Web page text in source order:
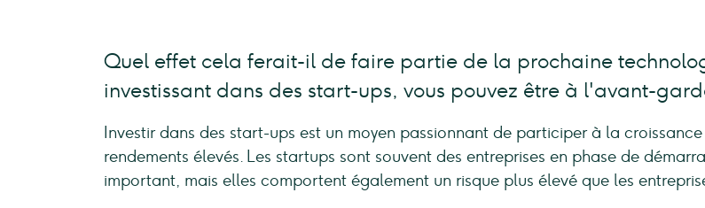
Quel effet cela ferait-il de faire partie de la prochaine
investissant dans des start-ups, vous pouvez être à l'avant-
Investir dans des start-ups est un moyen passionnant de participer à la
rendements élevés. Les startups sont souvent des entreprises en phase de
important, mais elles comportent également un risque plus élevé que les